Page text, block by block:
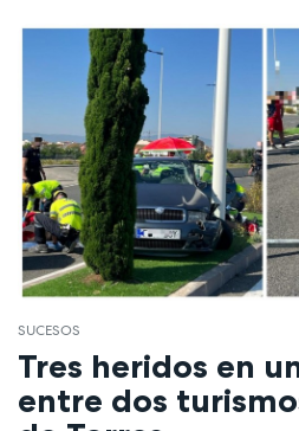
SUCESOS
Tres heridos en
entre dos